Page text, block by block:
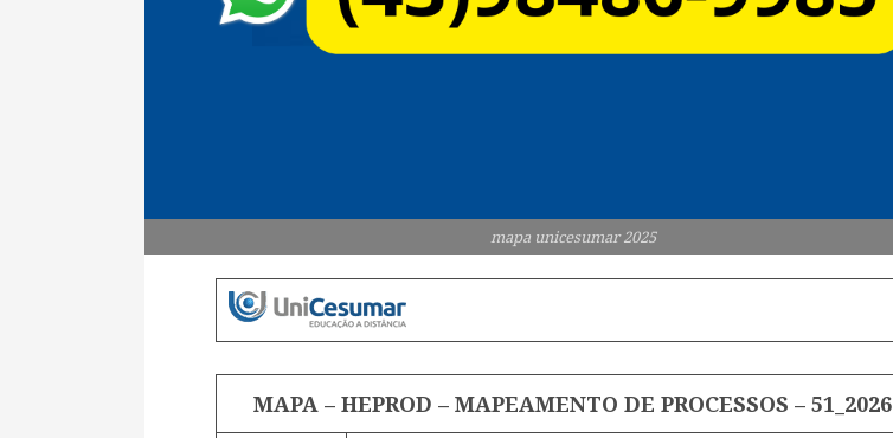
mapa unicesumar 2025
MAPA – HEPROD – MAPEAMENTO DE PROCESSOS – 51_2026